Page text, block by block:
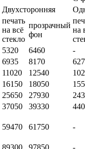
Двухсторонняя
печать
на всё
стекло
прозрачный
фон
на
5320 6460
-
6935 8170
11020 12540
16150 18050
25650 27930
37050 39330
59470 61750 -
89300 97850
-